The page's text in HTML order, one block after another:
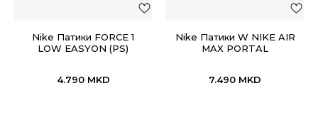
Nike Патики FORCE 1
LOW EASYON (PS)
4.790 MKD
Nike Патики W NIKE AIR
MAX PORTAL
7.490 MKD